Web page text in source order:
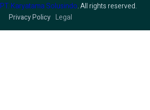
PT. Karyatama Solusindo. All rights reserved.
Privacy Policy Legal